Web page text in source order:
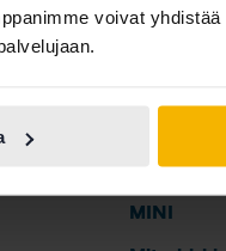
voivat
MG
MINI